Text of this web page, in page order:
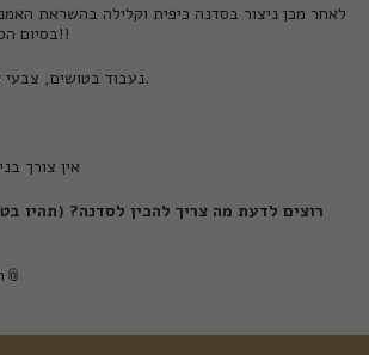
לאחר מכן ניצור בסדנה כיפית וקלילה בהשראת
בסיום הסדנה תמונה מעשה ידיו!!
נעבוד בטושים, צבעי אקריליק, עיתונים ועוד.
אין צורך
רוצים לדעת מה צריך להכין לסדנה? (תהיו